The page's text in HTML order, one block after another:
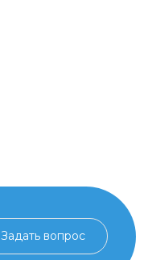
Задать вопрос